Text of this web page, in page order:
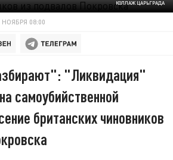
КОЛЛАЖ ЦАРЬГРАДА
НОЯБРЯ 08:00
"Ликвидация"
самоубийственной
британских чиновников